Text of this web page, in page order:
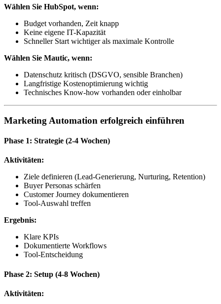
Wählen Sie HubSpot, wenn:
Budget vorhanden, Zeit knapp
Keine eigene IT-Kapazität
Schneller Start wichtiger als maximale Kontrolle
Wählen Sie Mautic, wenn:
Datenschutz kritisch (DSGVO, sensible Branchen)
Langfristige Kostenoptimierung wichtig
Technisches Know-how vorhanden oder einholbar
Marketing Automation erfolgreich einführen
Phase 1: Strategie (2-4 Wochen)
Aktivitäten:
Ziele definieren (Lead-Generierung, Nurturing, Retention)
Buyer Personas schärfen
Customer Journey dokumentieren
Tool-Auswahl treffen
Ergebnis:
Klare KPIs
Dokumentierte Workflows
Tool-Entscheidung
Phase 2: Setup (4-8 Wochen)
Aktivitäten: